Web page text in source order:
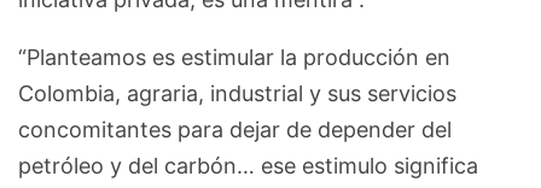
“Planteamos es estimular la producción en
Colombia, agraria, industrial y sus servicios
concomitantes para dejar de depender del
petróleo y del carbón… ese estimulo significa